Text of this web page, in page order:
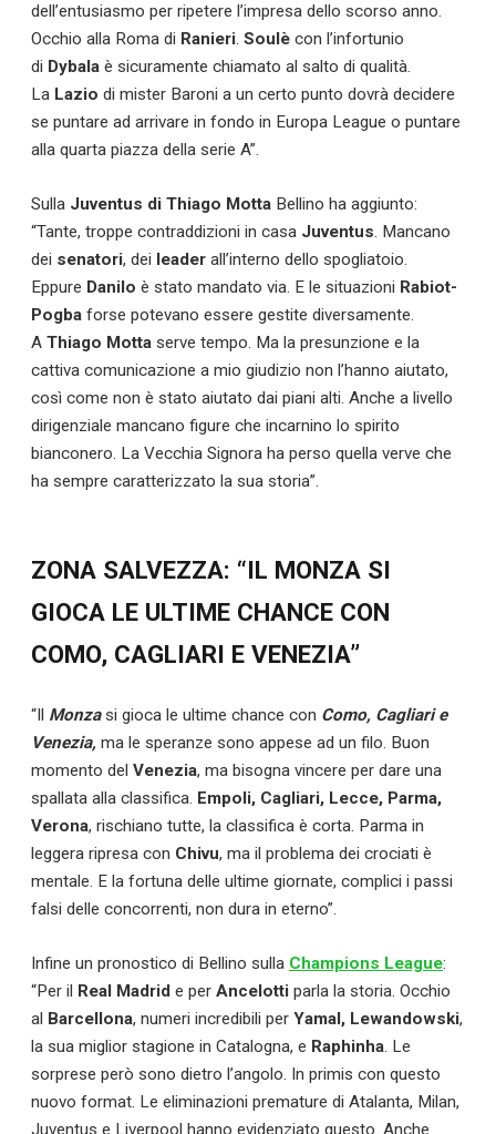
Serie B
CLASSIFICA SERIE B
Contatti
Collabora con noi
→
dell’entusiasmo per ripetere l’impresa dello scorso anno.
Occhio alla Roma di Ranieri. Soulè con l’infortunio
di Dybala è sicuramente chiamato al salto di qualità.
La Lazio di mister Baroni a un certo punto dovrà decidere
se puntare ad arrivare in fondo in Europa League o puntare
alla quarta piazza della serie A”.
Sulla Juventus di Thiago Motta Bellino ha aggiunto:
“Tante, troppe contraddizioni in casa Juventus. Mancano
dei senatori, dei leader all’interno dello spogliatoio.
Eppure Danilo è stato mandato via. E le situazioni Rabiot-
Pogba forse potevano essere gestite diversamente.
A Thiago Motta serve tempo. Ma la presunzione e la
cattiva comunicazione a mio giudizio non l’hanno aiutato,
così come non è stato aiutato dai piani alti. Anche a livello
dirigenziale mancano figure che incarnino lo spirito
bianconero. La Vecchia Signora ha perso quella verve che
ha sempre caratterizzato la sua storia”.
ZONA SALVEZZA: “IL MONZA SI
GIOCA LE ULTIME CHANCE CON
COMO, CAGLIARI E VENEZIA”
“Il Monzasi gioca le ultime chance con Como, Cagliari e
Venezia, ma le speranze sono appese ad un filo. Buon
momento del Venezia, ma bisogna vincere per dare una
spallata alla classifica. Empoli, Cagliari, Lecce, Parma,
Verona, rischiano tutte, la classifica è corta. Parma in
leggera ripresa con Chivu, ma il problema dei crociati è
mentale. E la fortuna delle ultime giornate, complici i passi
falsi delle concorrenti, non dura in eterno”.
Infine un pronostico di Bellino sulla Champions League:
“Per il Real Madrid e per Ancelotti parla la storia. Occhio
al Barcellona, numeri incredibili per Yamal, Lewandowski,
la sua miglior stagione in Catalogna, e Raphinha. Le
sorprese però sono dietro l’angolo. In primis con questo
nuovo format. Le eliminazioni premature di Atalanta, Milan,
Juventus e Liverpool hanno evidenziato questo. Anche